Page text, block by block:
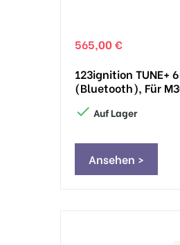
565,00 €
123ignition TUNE+
(Bluetooth), Für
 Auf Lager
Ansehen >